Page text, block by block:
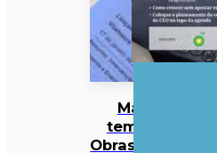
Mau
tempo:
Obras mais